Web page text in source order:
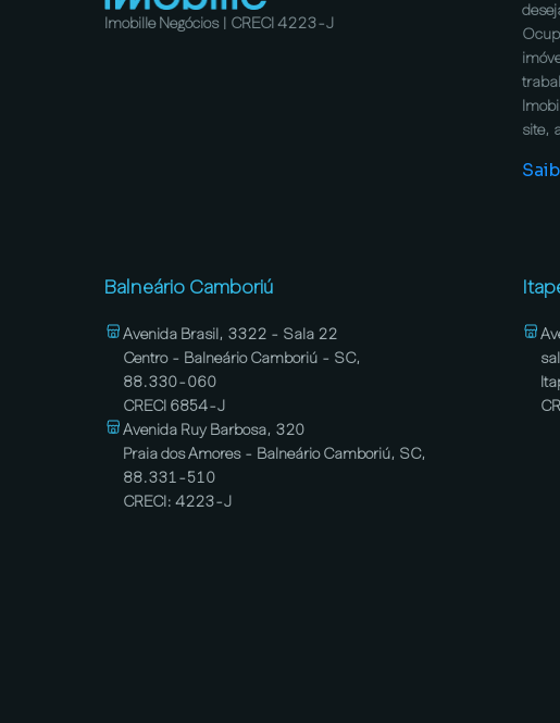
Imobille Negócios | CRECI 4223-J
site,
Balneário Camboriú
Avenida Brasil, 3322 - Sala 22
Centro - Balneário Camboriú - SC,
88.330-060
CRECI 6854-J
Avenida Ruy Barbosa, 320
Praia dos Amores - Balneário Camboriú, SC,
88.331-510
CRECI: 4223-J